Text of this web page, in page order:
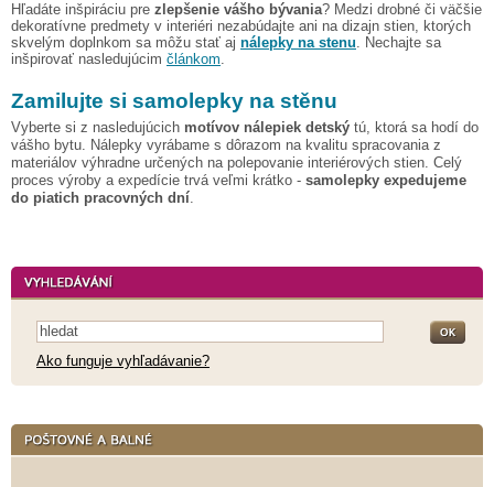
Hľadáte inšpiráciu pre zlepšenie vášho bývania? Medzi drobné či väčšie
dekoratívne predmety v interiéri nezabúdajte ani na dizajn stien, ktorých
skvelým doplnkom sa môžu stať aj nálepky na stenu. Nechajte sa
inšpirovať nasledujúcim článkom.
Zamilujte si samolepky na stěnu
Vyberte si z nasledujúcich motívov nálepiek detský tú, ktorá sa hodí do
vášho bytu. Nálepky vyrábame s dôrazom na kvalitu spracovania z
materiálov výhradne určených na polepovanie interiérových stien. Celý
proces výroby a expedície trvá veľmi krátko - samolepky expedujeme
do piatich pracovných dní.
Ako funguje vyhľadávanie?